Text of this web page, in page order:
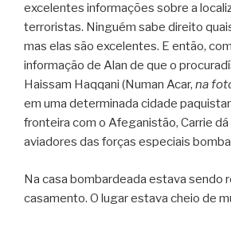
excelentes informações sobre a
terroristas. Ninguém sabe direito
mas elas são excelentes. E então,
informação de Alan de que o
Haissam Haqqani (Numan Acar, na
em uma determinada cidade
fronteira com o Afeganistão, Carrie dá
aviadores das forças especiais
Na casa bombardeada estava sendo
casamento. O lugar estava cheio de